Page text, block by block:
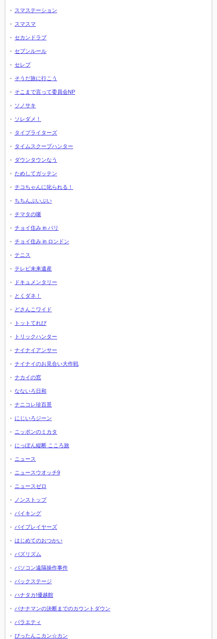
スマステーション
スマスマ
セカンドラブ
セブンルール
セレブ
そうだ旅に行こう
そこまで言って委員会NP
ソノサキ
ソレダメ！
タイプライターズ
タイムスクープハンター
ダウンタウンなう
ためしてガッテン
チコちゃんに叱られる！
ちちんぷいぷい
チマタの噺
チョイ住み in パリ
チョイ住み in ロンドン
テニス
テレビ未来遺産
ドキュメンタリー
とくダネ！
どさんこワイド
トットてれび
トリックハンター
ナイナイアンサー
ナイナイのお見合い大作戦
ナカイの窓
なないろ日和
ナニコレ珍百景
にじいろジーン
ニッポンのミカタ
にっぽん縦断 こころ旅
ニュース
ニュースウオッチ9
ニュースゼロ
ノンストップ
バイキング
バイプレイヤーズ
はじめてのおつかい
バズリズム
パソコン遠隔操作事件
バックステージ
ハナタカ!優越館
バナナマンの決断までのカウントダウン
バラエティ
ぴったんこカン☆カン